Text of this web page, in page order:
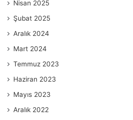
Nisan 2025
Şubat 2025
Aralık 2024
Mart 2024
Temmuz 2023
Haziran 2023
Mayıs 2023
Aralık 2022